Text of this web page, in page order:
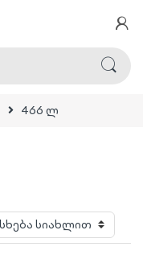
466 ლ